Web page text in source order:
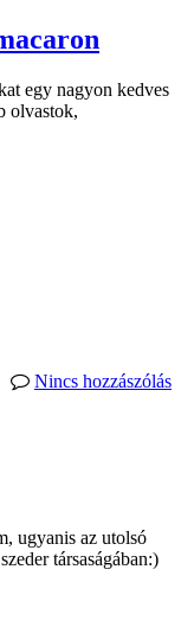
egy nagyon kedves
olvastok,
Nincs hozzászólás
ugyanis az utolsó
társaságában:)